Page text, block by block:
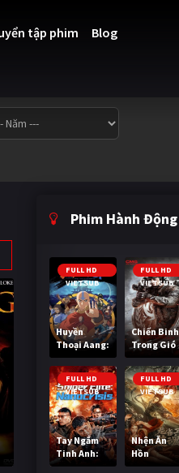
tập phim Blog
Phim Hành Động
FULL HD
VIETSUB
Huyền
Thoại Aang:
Tiết Khí Sư
Cuối Cùng
FULL HD
VIETSUB
Chiến Binh
Trong Gió
FULL HD
VIETSUB
Tay Ngắm
Tinh Anh:
Nguy Cơ
FULL HD
VIETSUB
Nhện Ăn
Hồn